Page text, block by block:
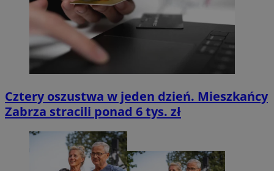
Cztery oszustwa w jeden dzień. Mieszkańcy
Zabrza stracili ponad 6 tys. zł